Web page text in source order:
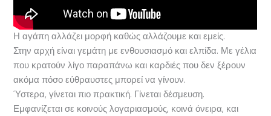
Η αγάπη αλλάζει μορφή καθώς αλλάζουμε και εμείς.
Στην αρχή είναι γεμάτη με ενθουσιασμό και ελπίδα. Με γέλια
που κρατούν λίγο παραπάνω και καρδιές που δεν ξέρουν
ακόμα πόσο εύθραυστες μπορεί να γίνουν.
Ύστερα, γίνεται πιο πρακτική. Γίνεται δέσμευση.
Εμφανίζεται σε κοινούς λογαριασμούς, κοινά όνειρα, και